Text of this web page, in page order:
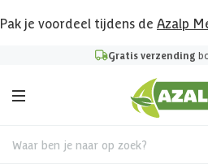
Pak je voordeel tijdens de Azalp
Gratis verzending
Waar ben je naar op zoek?